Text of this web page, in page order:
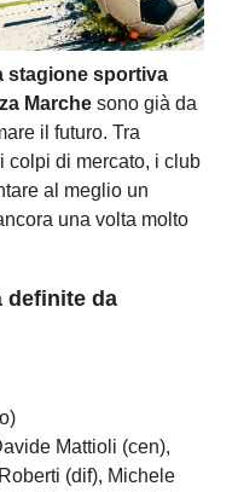
stagione sportiva
Marche sono già da
il futuro. Tra
colpi di mercato, i club
al meglio un
una volta molto
definite da
Mattioli (cen),
(dif), Michele